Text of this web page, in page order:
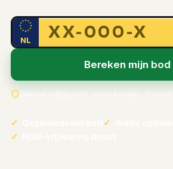
NL
Bereken mijn
✓ ✓
✓